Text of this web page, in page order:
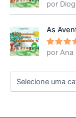
5
por
As
5
por Ana